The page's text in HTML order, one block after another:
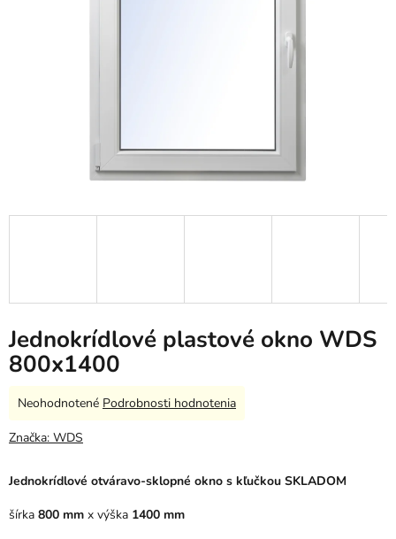
Jednokrídlové plastové okno WDS
800x1400
Jednokrídlové otváravo-sklopné okno s kľučkou SKLADOM
šírka 800 mm x výška 1400 mm
Priemerné
produktu
z
hviezdičiek.
Neohodnotené Podrobnosti hodnotenia
Značka: WDS